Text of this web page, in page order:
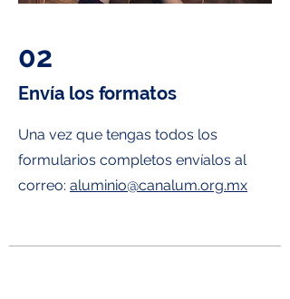
02
Envía los formatos
Una vez que tengas todos los
formularios completos envíalos al
correo: aluminio@canalum.org.mx